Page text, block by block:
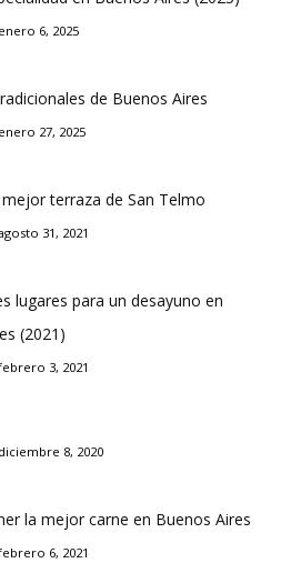
6, 2025
de Buenos Aires
27, 2025
terraza de San Telmo
31, 2021
lugares para un desayuno en
(2021)
3, 2021
8, 2020
la mejor carne en Buenos Aires
6, 2021